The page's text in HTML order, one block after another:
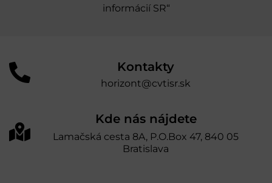
informácií SR“
Kontakty
horizont@cvtisr.sk
Kde nás nájdete
Lamačská cesta 8A, P.O.Box 47, 840 05
Bratislava